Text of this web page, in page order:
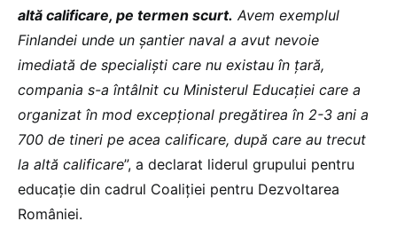
altă calificare, pe termen scurt. Avem exemplul
Finlandei unde un șantier naval a avut nevoie
imediată de specialiști care nu existau în țară,
compania s-a întâlnit cu Ministerul Educației care a
organizat în mod excepțional pregătirea în 2-3 ani a
700 de tineri pe acea calificare, după care au trecut
la altă calificare”, a declarat liderul grupului pentru
educație din cadrul Coaliției pentru Dezvoltarea
României.